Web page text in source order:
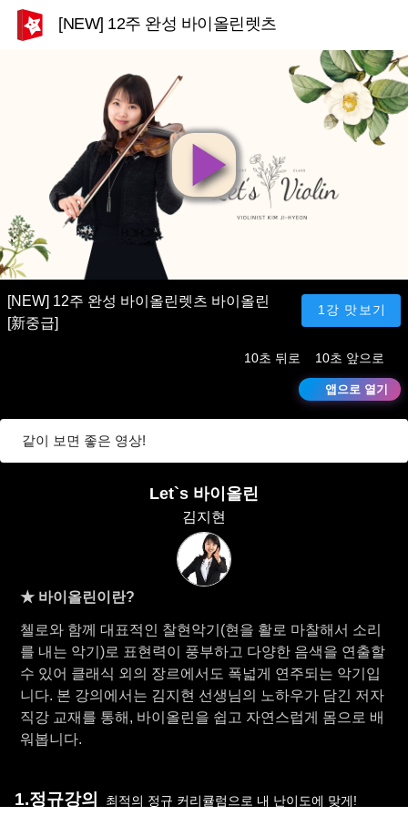
[NEW] 12주 완성 바이올린렛츠 바이올린 [新중급]
영
상
재
생
[NEW] 12주 완성 바이올린렛츠 바이올린
[新중급]
1강 맛보기
10초 뒤로 10초 앞으로
앱으로 열기
같이 보면 좋은 영상!
Let`s 바이올린
김지현
★ 바이올린이란?
첼로와 함께 대표적인 찰현악기(현을 활로 마찰해서 소리
를 내는 악기)로 표현력이 풍부하고 다양한 음색을 연출할
수 있어 클래식 외의 장르에서도 폭넓게 연주되는 악기입
니다. 본 강의에서는 김지현 선생님의 노하우가 담긴 저자
직강 교재를 통해, 바이올린을 쉽고 자연스럽게 몸으로 배
워봅니다.
1.정규강의 최적의 정규 커리큘럼으로 내 난이도에 맞게!